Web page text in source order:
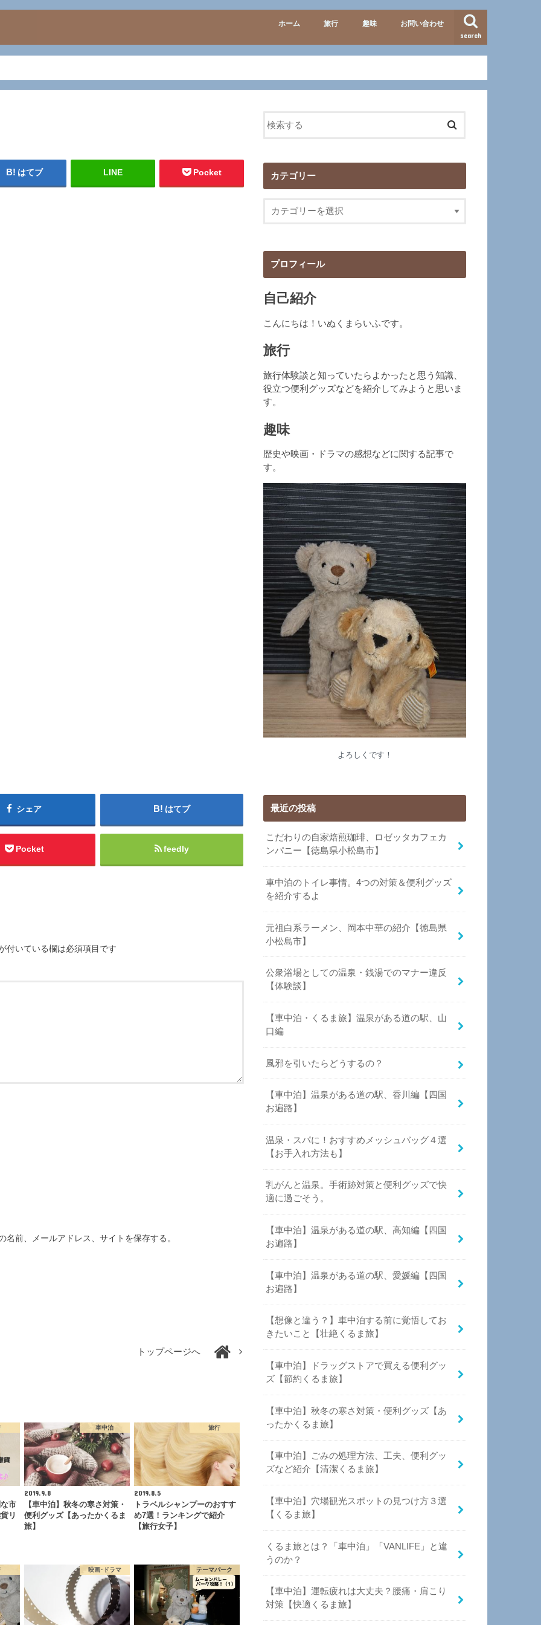
search
ホーム 旅行
準備・便利グッズ
テーマパーク
北海道
九州
イタリア
趣味
歴史
映画･ドラマ
お問い合わせ
はてブ LINE Pocket
シェア はてブ
Pocket feedly
付いている欄は必須項目です
前、メールアドレス、サイトを保存する。
トップページへ
市
リ
車中泊
2019.9.8
【車中泊】秋冬の寒さ対策・
便利グッズ【あったかくるま
旅】
旅行
2019.8.5
トラベルシャンプーのおすす
め7選！ランキングで紹介
【旅行女子】
映画･ドラマ テーマパーク
カテゴリー
プロフィール
自己紹介
こんにちは！いぬくまらいふです。
旅行
旅行体験談と知っていたらよかったと思う知識、
役立つ便利グッズなどを紹介してみようと思いま
す。
趣味
歴史や映画・ドラマの感想などに関する記事で
す。
よろしくです！
最近の投稿
こだわりの自家焙煎珈琲、ロゼッタカフェカ
ンパニー【徳島県小松島市】
車中泊のトイレ事情。4つの対策＆便利グッズ
を紹介するよ
元祖白系ラーメン、岡本中華の紹介【徳島県
小松島市】
公衆浴場としての温泉・銭湯でのマナー違反
【体験談】
【車中泊・くるま旅】温泉がある道の駅、山
口編
風邪を引いたらどうするの？
【車中泊】温泉がある道の駅、香川編【四国
お遍路】
温泉・スパに！おすすめメッシュバッグ４選
【お手入れ方法も】
乳がんと温泉。手術跡対策と便利グッズで快
適に過ごそう。
【車中泊】温泉がある道の駅、高知編【四国
お遍路】
【車中泊】温泉がある道の駅、愛媛編【四国
お遍路】
【想像と違う？】車中泊する前に覚悟してお
きたいこと【壮絶くるま旅】
【車中泊】ドラッグストアで買える便利グッ
ズ【節約くるま旅】
【車中泊】秋冬の寒さ対策・便利グッズ【あ
ったかくるま旅】
【車中泊】ごみの処理方法、工夫、便利グッ
ズなど紹介【清潔くるま旅】
【車中泊】穴場観光スポットの見つけ方３選
【くるま旅】
くるま旅とは？「車中泊」「VANLIFE」と違
うのか？
【車中泊】運転疲れは大丈夫？腰痛・肩こり
対策【快適くるま旅】